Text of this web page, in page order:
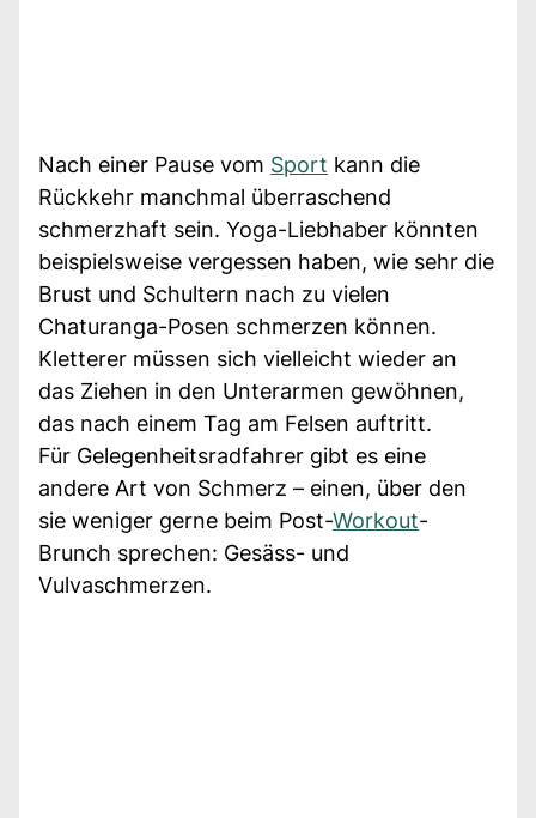
Nach einer Pause vom Sport kann die
Rückkehr manchmal überraschend
schmerzhaft sein. Yoga-Liebhaber könnten
beispielsweise vergessen haben, wie sehr die
Brust und Schultern nach zu vielen
Chaturanga-Posen schmerzen können.
Kletterer müssen sich vielleicht wieder an
das Ziehen in den Unterarmen gewöhnen,
das nach einem Tag am Felsen auftritt.
Für Gelegenheitsradfahrer gibt es eine
andere Art von Schmerz – einen, über den
sie weniger gerne beim Post-Workout-
Brunch sprechen: Gesäss- und
Vulvaschmerzen.